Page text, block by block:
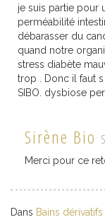
je suis partie pour
perméabilité
débarasser du
quand notre
stress diabète
trop . Donc il faut
SIBO. dysbiose
Sirène Bio
Merci pour ce
Dans Bains